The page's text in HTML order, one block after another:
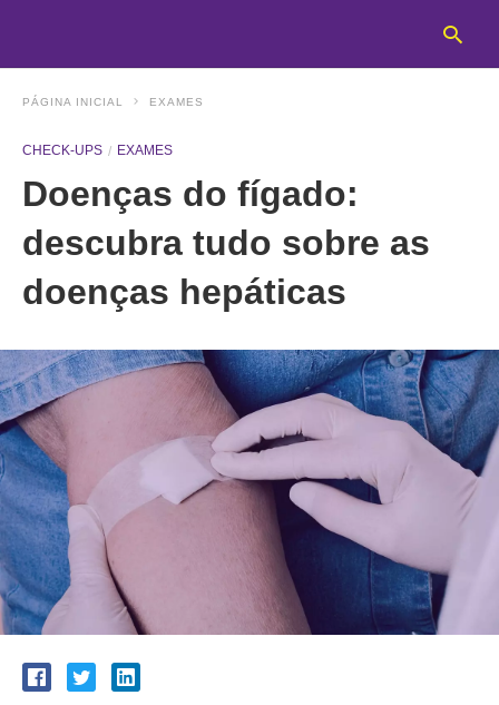
PÁGINA INICIAL EXAMES
CHECK-UPS EXAMES
Doenças do fígado:
descubra tudo sobre as
doenças hepáticas